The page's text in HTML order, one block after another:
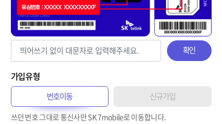
확인
가입유형
번호이동 신규가입
쓰던 번호 그대로 통신사만 SK 7mobile로 이동합니다.